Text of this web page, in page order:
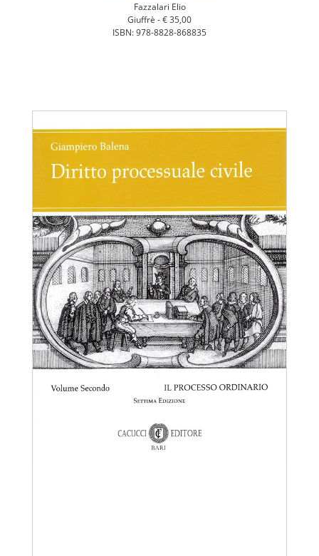
Fazzalari Elio
Giuffrè -€ 35,00
ISBN: 978-8828-868835